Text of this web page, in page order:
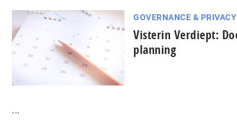
GOVERNANCE & PRIVACY
Visterin Verdiept:
planning
...